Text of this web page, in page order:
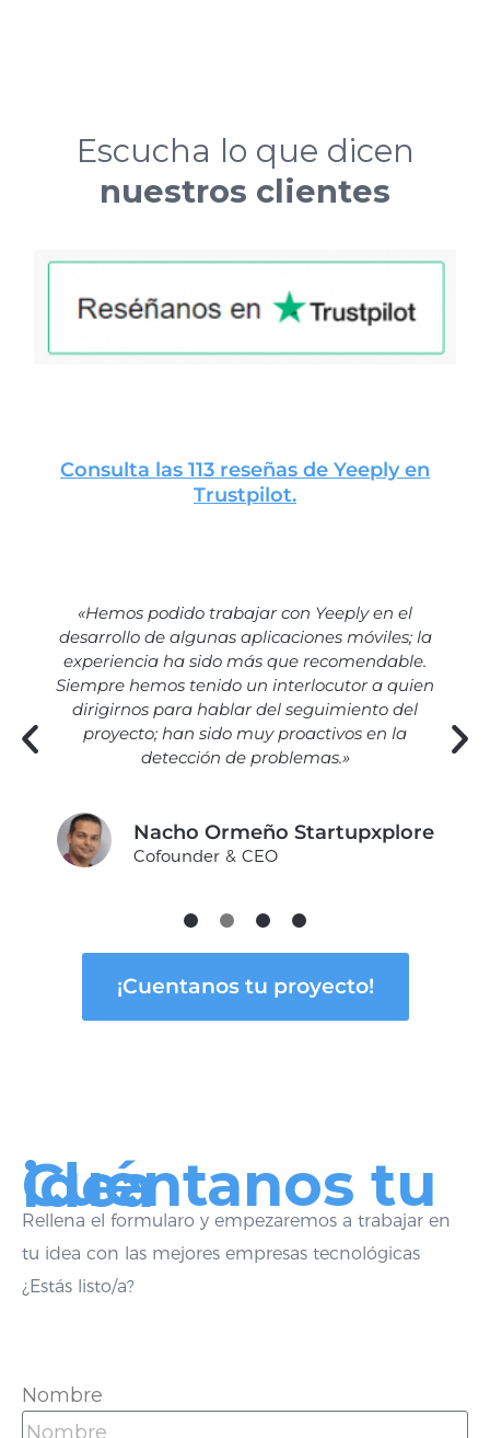
Escucha lo que dicen
nuestros clientes
Consulta las 113 reseñas de Yeeply en
Trustpilot.
«Hemos podido trabajar con Yeeply en el
desarrollo de algunas aplicaciones móviles; la
experiencia ha sido más que recomendable.
Siempre hemos tenido un interlocutor a quien
dirigirnos para hablar del seguimiento del
proyecto; han sido muy proactivos en la
detección de problemas.»
Nacho Ormeño Startupxplore
Cofounder & CEO
¡Cuentanos tu proyecto!
Cuéntanos tu idea
Rellena el formularo y empezaremos a trabajar en
tu idea con las mejores empresas tecnológicas
¿Estás listo/a?
Nombre